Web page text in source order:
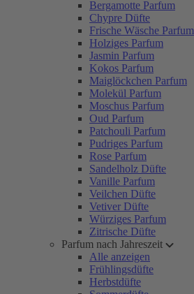
Bergamotte Parfum
Chypre Düfte
Frische Wäsche Parfum
Holziges Parfum
Jasmin Parfum
Kokos Parfum
Maiglöckchen Parfum
Molekül Parfum
Moschus Parfum
Oud Parfum
Patchouli Parfum
Pudriges Parfum
Rose Parfum
Sandelholz Düfte
Vanille Parfum
Veilchen Düfte
Vetiver Düfte
Würziges Parfum
Zitrische Düfte
Parfum nach Jahreszeit
Alle anzeigen
Frühlingsdüfte
Herbstdüfte